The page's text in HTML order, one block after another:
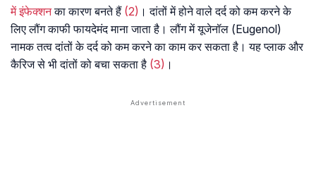
में इंफेक्शनका कारण बनते हैं(2) । दांतों में होने वाले दर्द को कम करने के
लिए लौंग काफी फायदेमंद माना जाता है। लौंग में यूजेनॉल (Eugenol)
नामक तत्व दांतों के दर्द को कम करने का काम कर सकता है। यह प्लाक और
कैरिज से भी दांतों को बचा सकता है (3) ।